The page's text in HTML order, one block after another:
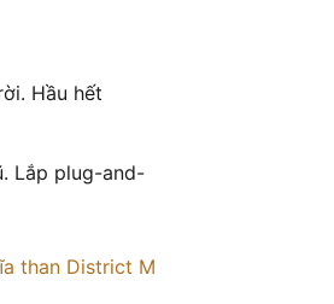
Hầu hết
Lắp plug-and-
than District M